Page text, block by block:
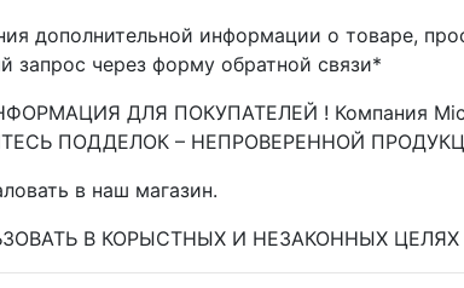
дополнительной информации о товаре,
запрос через форму обратной связи*
ДЛЯ ПОКУПАТЕЛЕЙ ! Компания
ПОДДЕЛОК – НЕПРОВЕРЕННОЙ
в наш магазин.
В КОРЫСТНЫХ И НЕЗАКОННЫХ ЦЕЛЯХ